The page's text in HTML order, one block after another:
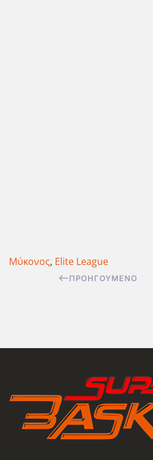
Μύκονος, Elite League
ΠΡΟΗΓΟΎΜΕΝΟ